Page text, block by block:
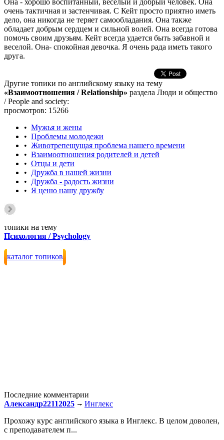
очень тактичная и застенчивая. С Кейт просто приятно иметь
дело, она никогда не теряет самообладания. Она также
обладает добрым сердцем и сильной волей. Она всегда готова
помочь своим друзьям. Кейт всегда удается быть забавной и
веселой. Она- спокойная девочка. Я очень рада иметь такого
друга.
Другие топики по английскому языку на тему
«Взаимоотношения / Relationship» раздела Люди и общество
/ People and society:
просмотров: 15266
• Мужья и жены
• Проблемы молодежи
• Животрепещущая проблема нашего времени
• Взаимоотношения родителей и детей
• Отцы и дети
• Дружба в нашей жизни
• Дружба - радость жизни
• Я ценю нашу дружбу
топики на тему
Психология / Psychology
каталог топиков
Последние комментарии
Александр22112025
Инглекс
Прохожу курс английского языка в Инглекс. В целом доволен,
с преподавателем п...